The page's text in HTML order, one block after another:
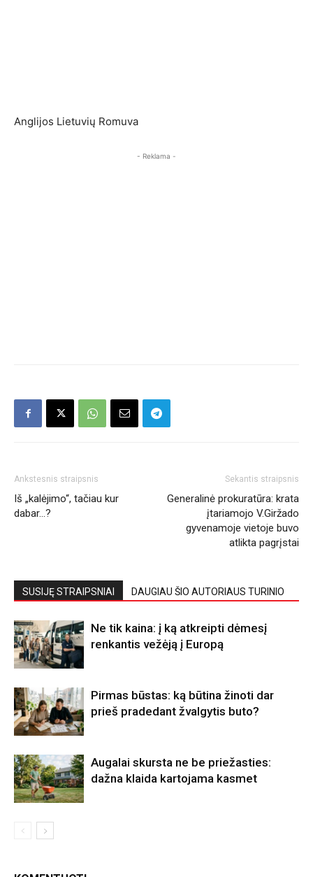
Anglijos Lietuvių Romuva
- Reklama -
Ankstesnis straipsnis
Iš „kalėjimo“, tačiau kur
dabar…?
Sekantis straipsnis
Generalinė prokuratūra: krata
įtariamojo V.Giržado
gyvenamoje vietoje buvo
atlikta pagrįstai
SUSIJĘ STRAIPSNIAI DAUGIAU ŠIO AUTORIAUS TURINIO
Ne tik kaina: į ką atkreipti dėmesį
renkantis vežėją į Europą
Pirmas būstas: ką būtina žinoti dar
prieš pradedant žvalgytis buto?
Augalai skursta ne be priežasties:
dažna klaida kartojama kasmet